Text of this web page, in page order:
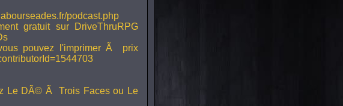
podcast.php
gratuit sur DriveThruRPG
pouvez l'imprimer Ã prix
Le DÃ© Ã Trois Faces ou Le